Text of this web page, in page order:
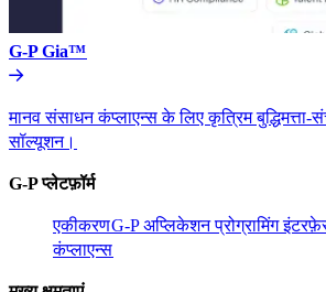
G-P Gia™​​
मानव संसाधन कंप्लाएन्स के लिए कृत्रिम
सॉल्यूशन।​​
G-P प्लेटफ़ॉर्म​​
एकीकरण​​G-P अप्लिकेशन प्रोग्रामिंग
कंप्लाएन्स​​